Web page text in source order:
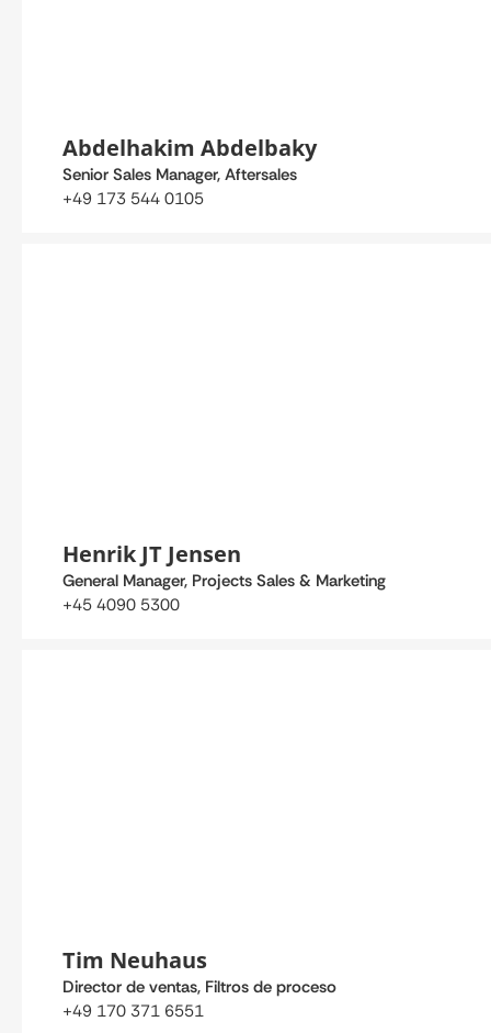
Abdelhakim Abdelbaky
Senior Sales Manager, Aftersales
+49 173 544 0105
Henrik JT Jensen
General Manager, Projects Sales & Marketing
+45 4090 5300
Tim Neuhaus
Director de ventas, Filtros de proceso
+49 170 371 6551